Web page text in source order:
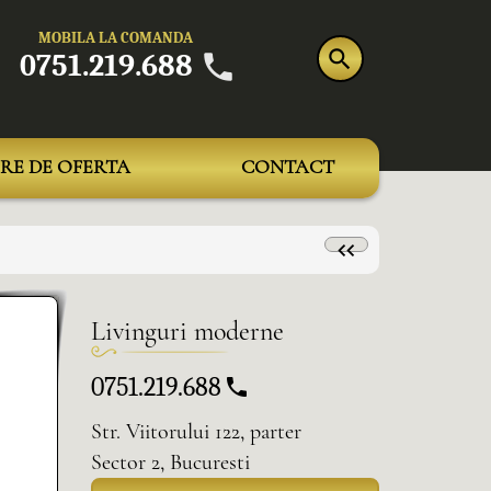
MOBILA LA COMANDA
0751.219.688
DE OFERTA CONTACT
Livinguri moderne
0751.219.688
Str. Viitorului 122, parter
Sector 2, Bucuresti